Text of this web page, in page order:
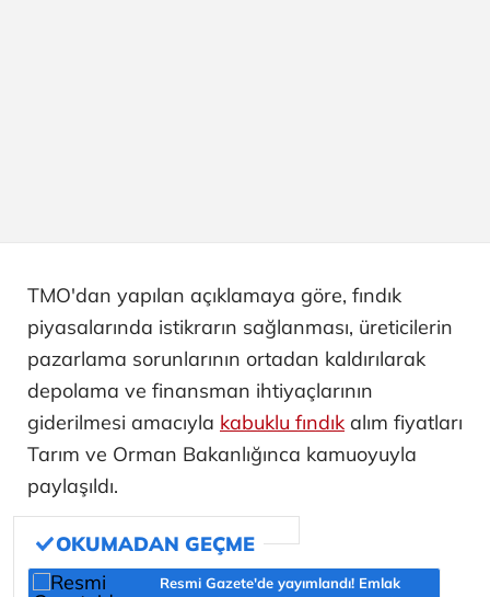
TMO'dan yapılan açıklamaya göre, fındık
piyasalarında istikrarın sağlanması, üreticilerin
pazarlama sorunlarının ortadan kaldırılarak
depolama ve finansman ihtiyaçlarının
giderilmesi amacıyla kabuklu fındık alım fiyatları
Tarım ve Orman Bakanlığınca kamuoyuyla
paylaşıldı.
Resmi Gazete'de yayımlandı! Emlak